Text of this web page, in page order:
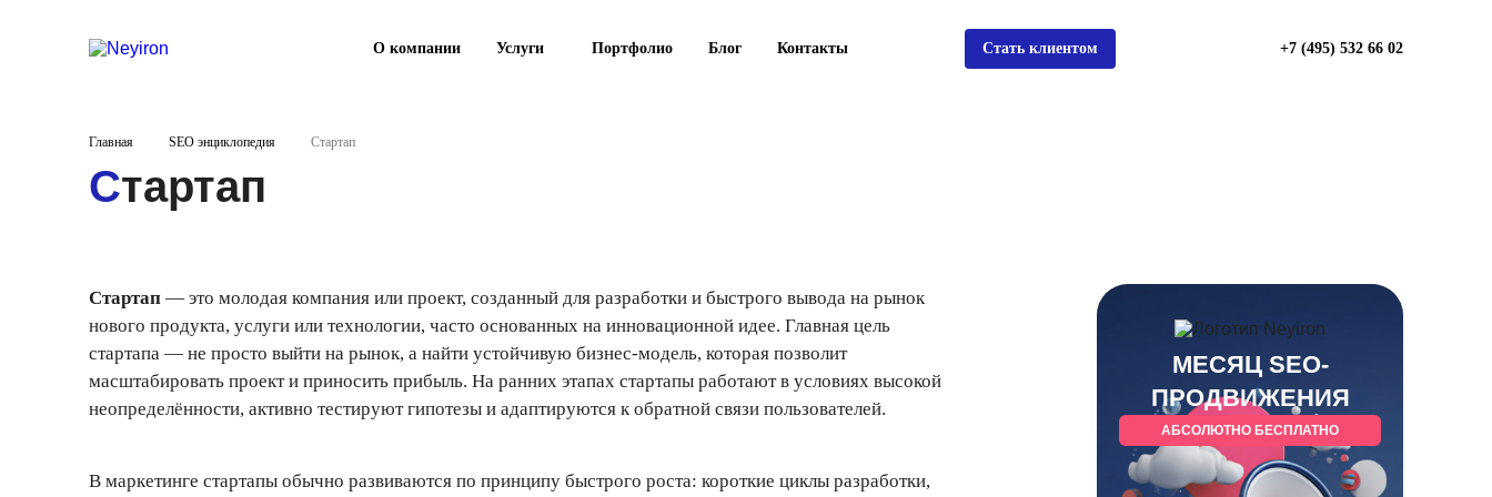
О компании Услуги Портфолио Блог Контакты Стать клиентом +7 (495) 532 66 02
Главная SEO энциклопедия Стартап
Стартап
МЕСЯЦ SEO-
ПРОДВИЖЕНИЯ
АБСОЛЮТНО БЕСПЛАТНО
Стартап — это молодая компания или проект, созданный для разработки и быстрого вывода на рынок
нового продукта, услуги или технологии, часто основанных на инновационной идее. Главная цель
стартапа — не просто выйти на рынок, а найти устойчивую бизнес-модель, которая позволит
масштабировать проект и приносить прибыль. На ранних этапах стартапы работают в условиях высокой
неопределённости, активно тестируют гипотезы и адаптируются к обратной связи пользователей.
В маркетинге стартапы обычно развиваются по принципу быстрого роста: короткие циклы разработки,